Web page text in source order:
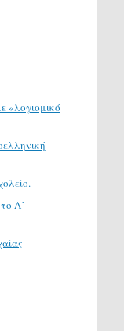
«λογισμικό
Α΄